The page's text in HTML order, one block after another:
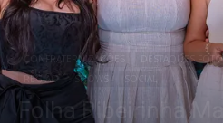
CONFRATERNIZAÇÕES DESTAQUES FOTO
REGIÃO
SHOWS SOCIAL
Folha Ribeirinha